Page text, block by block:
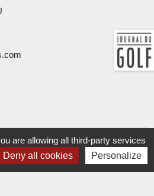
are allowing all third-party services
Deny all cookies Personalize